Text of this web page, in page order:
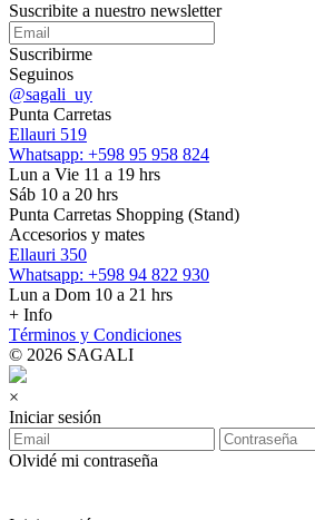
Suscribite a nuestro newsletter
Suscribirme
Seguinos
@sagali_uy
Punta Carretas
Ellauri 519
Whatsapp: +598 95 958 824
Lun a Vie 11 a 19 hrs
Sáb 10 a 20 hrs
Punta Carretas Shopping (Stand)
Accesorios y mates
Ellauri 350
Whatsapp: +598 94 822 930
Lun a Dom 10 a 21 hrs
+ Info
Términos y Condiciones
© 2026 SAGALI
×
Iniciar sesión
Olvidé mi contraseña